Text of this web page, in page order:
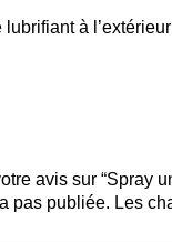
à
avis sur “Spray
pas publiée. Les